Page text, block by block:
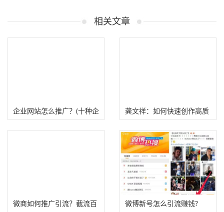
相关文章
企业网站怎么推广？(十种企
业网站营销推广方案）
龚文祥：如何快速创作高质
量内容?
微商如何推广引流？截流百 微博新号怎么引流赚钱?